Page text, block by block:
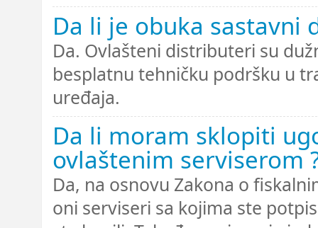
Da li je obuka sastavni
Da. Ovlašteni distributeri su
besplatnu tehničku podršku u
uređaja.
Da li moram sklopiti
ovlaštenim serviserom
Da, na osnovu Zakona o
oni serviseri sa kojima ste